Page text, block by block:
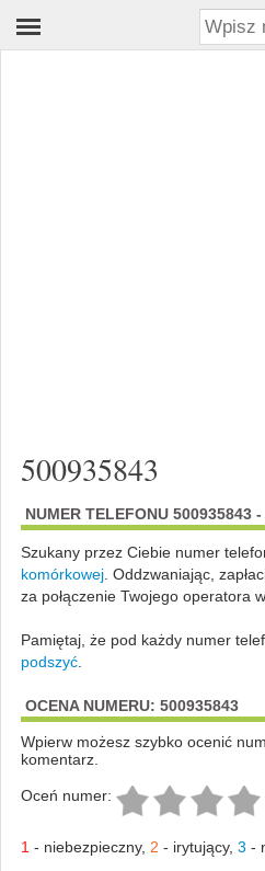
500935843
NUMER TELEFONU 500935843
Szukany przez Ciebie numer
komórkowej. Oddzwaniając,
za połączenie Twojego operatora
Pamiętaj, że pod każdy numer
podszyć.
OCENA NUMERU: 500935843
Wpierw możesz szybko ocenić
komentarz.
Oceń numer:
1 - niebezpieczny, 2 - irytujący, 3 -